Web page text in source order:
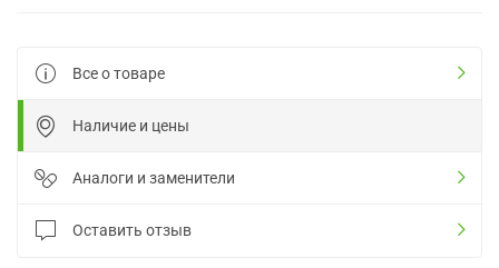
Все о товаре
Наличие и цены
Аналоги и заменители
Оставить отзыв